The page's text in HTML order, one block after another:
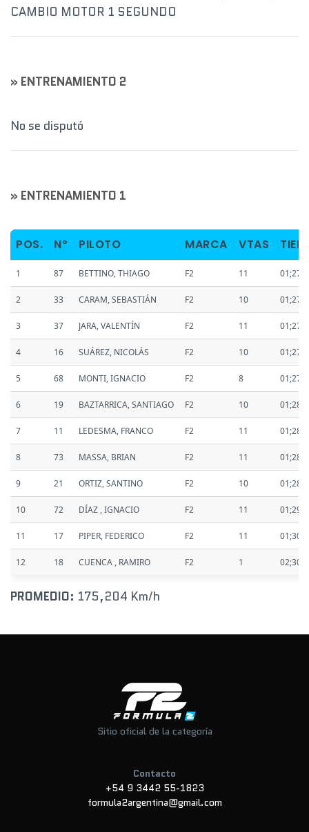
CAMBIO MOTOR 1 SEGUNDO
» ENTRENAMIENTO 2
No se disputó
» ENTRENAMIENTO 1
POS. Nº PILOTO MARCA VTAS
1 87 BETTINO, THIAGO F2 11
2 33 CARAM, SEBASTIÁN F2 10
3 37 JARA, VALENTÍN F2 11
4 16 SUÁREZ, NICOLÁS F2 10
5 68 MONTI, IGNACIO F2 8
6 19 BAZTARRICA, SANTIAGO F2 10
7 11 LEDESMA, FRANCO F2 11
8 73 MASSA, BRIAN F2 11
9 21 ORTIZ, SANTINO F2 10
10 72 DÍAZ , IGNACIO F2 11
11 17 PIPER, FEDERICO F2 11
12 18 CUENCA , RAMIRO F2 1
PROMEDIO: 175,204 Km/h
Sitio oficial de la categoría
Contacto
+54 9 3442 55-1823
formula2argentina@gmail.com